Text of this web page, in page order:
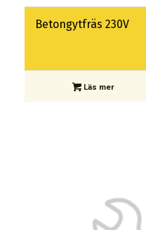
Betongytfräs 230V
Läs mer